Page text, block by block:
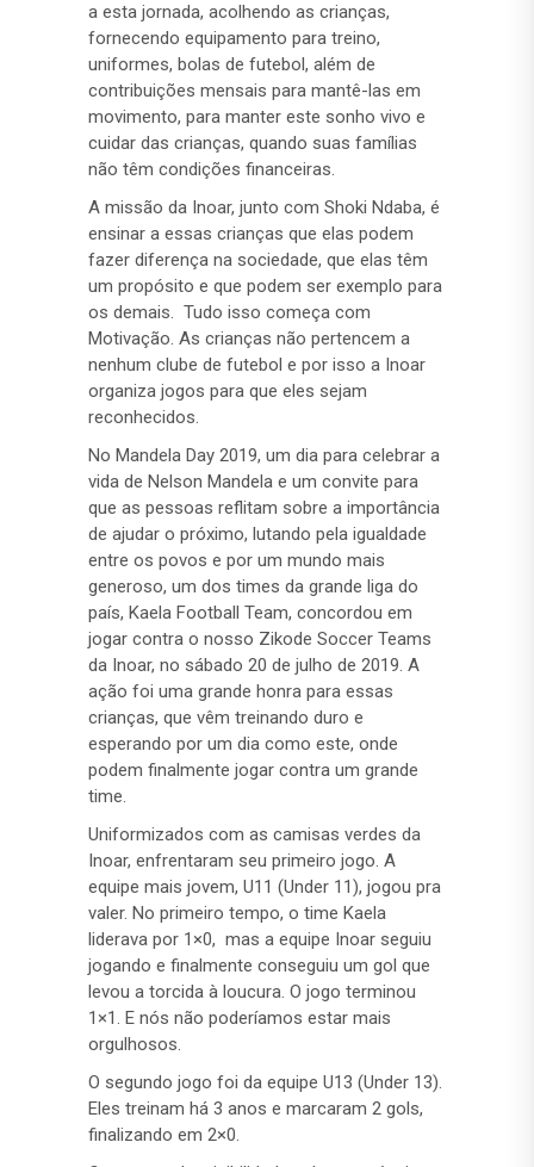
a esta jornada, acolhendo as crianças,
fornecendo equipamento para treino,
uniformes, bolas de futebol, além de
contribuições mensais para mantê-las em
movimento, para manter este sonho vivo e
cuidar das crianças, quando suas famílias
não têm condições financeiras.
A missão da Inoar, junto com Shoki Ndaba, é
ensinar a essas crianças que elas podem
fazer diferença na sociedade, que elas têm
um propósito e que podem ser exemplo para
os demais. Tudo isso começa com
Motivação. As crianças não pertencem a
nenhum clube de futebol e por isso a Inoar
organiza jogos para que eles sejam
reconhecidos.
No Mandela Day 2019, um dia para celebrar a
vida de Nelson Mandela e um convite para
que as pessoas reflitam sobre a importância
de ajudar o próximo, lutando pela igualdade
entre os povos e por um mundo mais
generoso, um dos times da grande liga do
país, Kaela Football Team, concordou em
jogar contra o nosso Zikode Soccer Teams
da Inoar, no sábado 20 de julho de 2019. A
ação foi uma grande honra para essas
crianças, que vêm treinando duro e
esperando por um dia como este, onde
podem finalmente jogar contra um grande
time.
Uniformizados com as camisas verdes da
Inoar, enfrentaram seu primeiro jogo. A
equipe mais jovem, U11 (Under 11), jogou pra
valer. No primeiro tempo, o time Kaela
liderava por 1×0, mas a equipe Inoar seguiu
jogando e finalmente conseguiu um gol que
levou a torcida à loucura. O jogo terminou
1×1. E nós não poderíamos estar mais
orgulhosos.
O segundo jogo foi da equipe U13 (Under 13).
Eles treinam há 3 anos e marcaram 2 gols,
finalizando em 2×0.